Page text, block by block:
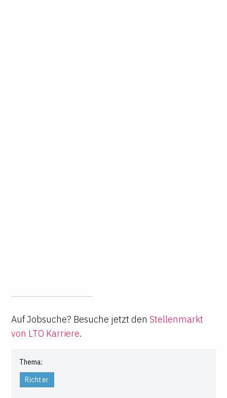
Auf Jobsuche? Besuche jetzt den Stellenmarkt
von LTO Karriere.
Thema:
Richter